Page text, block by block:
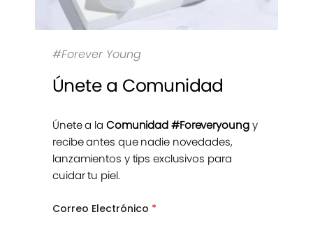
#Forever Young
Únete a Comunidad
Únete a la Comunidad #Foreveryoungy
recibe antes que nadie novedades,
lanzamientos y tips exclusivos para
cuidar tu piel.
Correo Electrónico *